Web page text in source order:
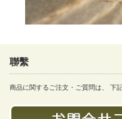
聯繫
商品に関するご注文・ご質問は、 下